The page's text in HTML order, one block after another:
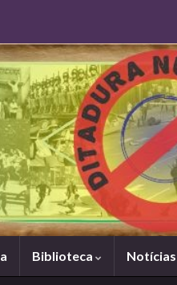
Biblioteca Notícias